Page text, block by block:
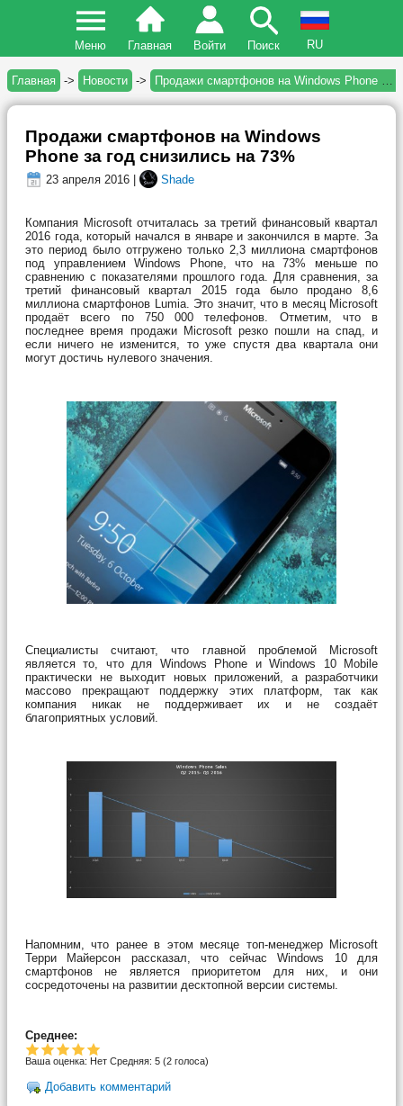
Меню Главная Войти Поиск RU
Главная -> Новости -> Продажи смартфонов на Windows Phone за год снизились на 73%
Продажи смартфонов на Windows
Phone за год снизились на 73%
23 апреля 2016 | Shade
Компания Microsoft отчиталась за третий финансовый квартал
2016 года, который начался в январе и закончился в марте. За
это период было отгружено только 2,3 миллиона смартфонов
под управлением Windows Phone, что на 73% меньше по
сравнению с показателями прошлого года. Для сравнения, за
третий финансовый квартал 2015 года было продано 8,6
миллиона смартфонов Lumia. Это значит, что в месяц Microsoft
продаёт всего по 750 000 телефонов. Отметим, что в
последнее время продажи Microsoft резко пошли на спад, и
если ничего не изменится, то уже спустя два квартала они
могут достичь нулевого значения.
Специалисты считают, что главной проблемой Microsoft
является то, что для Windows Phone и Windows 10 Mobile
практически не выходит новых приложений, а разработчики
массово прекращают поддержку этих платформ, так как
компания никак не поддерживает их и не создаёт
благоприятных условий.
Напомним, что ранее в этом месяце топ-менеджер Microsoft
Терри Майерсон рассказал, что сейчас Windows 10 для
смартфонов не является приоритетом для них, и они
сосредоточены на развитии десктопной версии системы.
Среднее:
Ваша оценка: Нет Средняя: 5 (2 голоса)
Добавить комментарий